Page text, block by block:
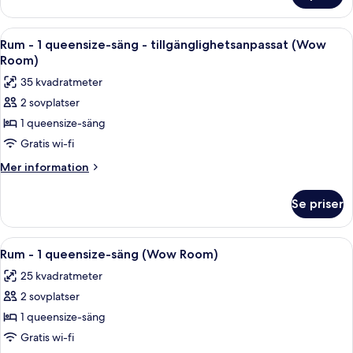
(Nest
Room)
-
queensize-
säng
Room)
Öppna
alla
foton
för
Rum
-
1
queensize-
tillgänglighetsanpassat
(Wow
Room)
Sängtillbehör av högsta kvalitet och
7
Rum - 1 queensize-säng - tillgänglighetsanpassat (Wow
Room)
35 kvadratmeter
2 sovplatser
1 queensize-säng
Gratis wi-fi
Mer information
Mer
-
queensize-
tillgänglighetsanpassat
Room)
Se priser
Öppna
alla
foton
för
Rum
-
Sängtillbehör av högsta kvalitet och
8
Rum - 1 queensize-säng (Wow Room)
25 kvadratmeter
2 sovplatser
1 queensize-säng
Gratis wi-fi